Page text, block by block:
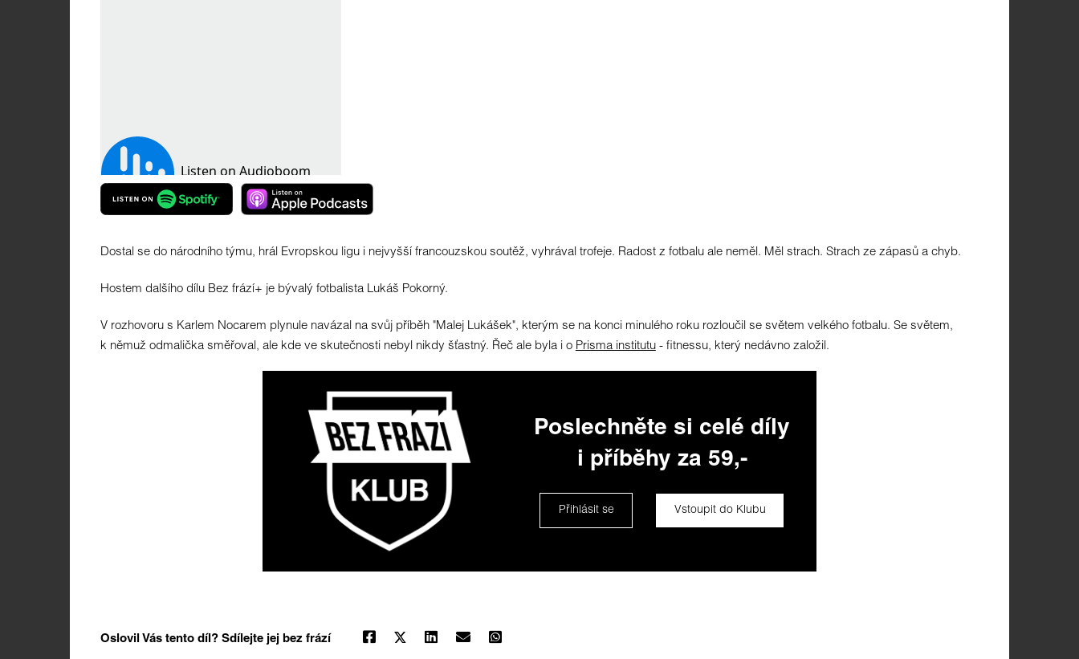
Dostal se do národního týmu, hrál Evropskou ligu i nejvyšší francouzskou soutěž, vyhrával trofeje. Radost z fotbalu ale neměl. Měl strach. Strach ze zápasů a chyb.
Hostem dalšího dílu Bez frází+ je bývalý fotbalista Lukáš Pokorný.
V rozhovoru s Karlem Nocarem plynule navázal na svůj příběh "Malej Lukášek", kterým se na konci minulého roku rozloučil se světem velkého fotbalu. Se světem,
k němuž odmalička směřoval, ale kde ve skutečnosti nebyl nikdy šťastný. Řeč ale byla i o Prisma institutu- fitnessu, který nedávno založil.
Poslechněte si celé díly
i příběhy za 59,-
Přihlásit se Vstoupit do Klubu
Oslovil Vás tento díl? Sdílejte jej bez frází